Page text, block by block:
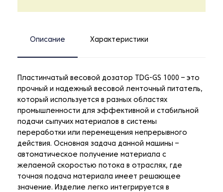
Описание Характеристики
Пластинчатый весовой дозатор TDG-GS 1000 – это
прочный и надежный весовой ленточный питатель,
который используется в разных областях
промышленности для эффективной и стабильной
подачи сыпучих материалов в системы
переработки или перемещения непрерывного
действия. Основная задача данной машины –
автоматическое получение материала с
желаемой скоростью потока в отраслях, где
точная подача материала имеет решающее
значение. Изделие легко интегрируется в